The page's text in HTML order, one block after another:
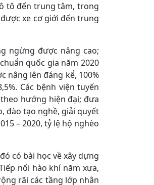
tô đến trung tâm, trong
xe cơ giới đến trung
ngừng được nâng cao;
quốc gia năm 2020
nâng lên đáng kể, 100%
Các bệnh viện tuyến
hướng hiện đại; đưa
đào tạo nghề, giải quyết
– 2020, tỷ lệ hộ nghèo
có bài học về xây dựng
nối hào khí năm xưa,
rãi các tầng lớp nhân